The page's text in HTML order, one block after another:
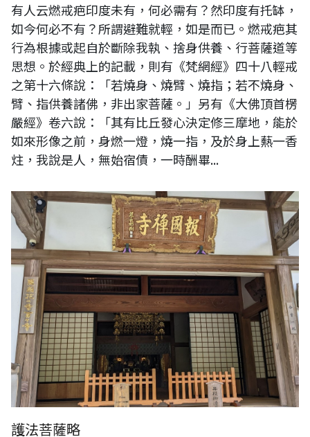
有人云燃戒疤印度未有，何必需有？然印度有托缽，
如今何必不有？所謂避難就輕，如是而已。燃戒疤其
行為根據或起自於斷除我執、捨身供養、行菩薩道等
思想。於經典上的記載，則有《梵網經》四十八輕戒
之第十六條說：「若燒身、燒臂、燒指；若不燒身、
臂、指供養諸佛，非出家菩薩。」另有《大佛頂首楞
嚴經》卷六說：「其有比丘發心決定修三摩地，能於
如來形像之前，身燃一燈，燒一指，及於身上爇一香
炷，我說是人，無始宿債，一時酬畢...
護法菩薩略